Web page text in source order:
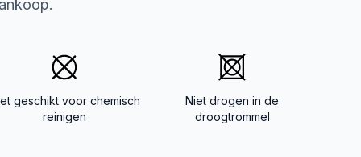
geschikt voor chemisch
reinigen
Niet drogen in de
droogtrommel